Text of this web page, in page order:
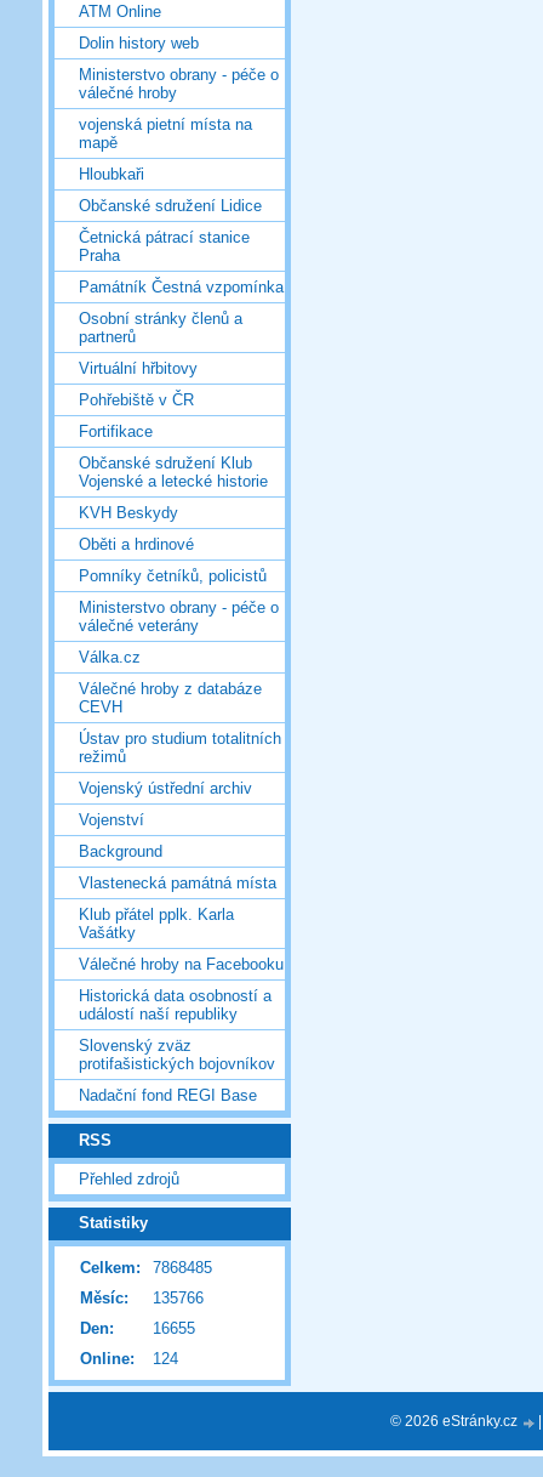
ATM Online
Dolin history web
Ministerstvo obrany - péče o
válečné hroby
vojenská pietní místa na
mapě
Hloubkaři
Občanské sdružení Lidice
Četnická pátrací stanice
Praha
Památník Čestná vzpomínka
Osobní stránky členů a
partnerů
Virtuální hřbitovy
Pohřebiště v ČR
Fortifikace
Občanské sdružení Klub
Vojenské a letecké historie
KVH Beskydy
Oběti a hrdinové
Pomníky četníků, policistů
Ministerstvo obrany - péče o
válečné veterány
Válka.cz
Válečné hroby z databáze
CEVH
Ústav pro studium totalitních
režimů
Vojenský ústřední archiv
Vojenství
Background
Vlastenecká památná místa
Klub přátel pplk. Karla
Vašátky
Válečné hroby na Facebooku
Historická data osobností a
událostí naší republiky
Slovenský zväz
protifašistických bojovníkov
Nadační fond REGI Base
RSS
Přehled zdrojů
Statistiky
Online: 124
Celkem:
7868485
Měsíc:
135766
Den:
16655
© 2026 eStránky.cz